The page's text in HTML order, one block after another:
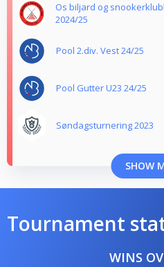
Os biljard og
2024/25
Pool 2.div. Vest 24/25
Pool Gutter U23 24/25
Søndagsturnering 2023
SHOW
Tournament
WINS